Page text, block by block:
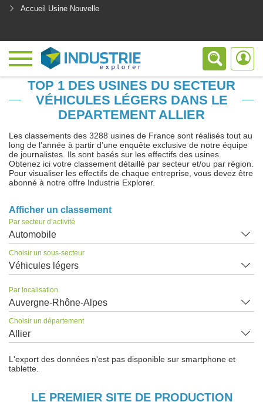
Accueil Usine Nouvelle
TOP 1 DES USINES DU SECTEUR
VÉHICULES LÉGERS DANS LE
DEPARTEMENT ALLIER
Les classements des 3288 usines de France sont réalisés tout au
long de l’année à partir d’une enquête exclusive de notre équipe
de journalistes. Ils sont basés sur les effectifs des usines.
Obtenez ici votre classement détaillé par secteur et/ou par région.
Pour visualiser les effectifs de chaque entreprise, vous devez être
abonné à notre offre Industrie Explorer.
Afficher un classement
Par secteur d’activité
Automobile
Choisir un sous-secteur
Véhicules légers
Par localisation
Auvergne-Rhône-Alpes
Choisir un département
Allier
L'export des données n'est pas disponible sur smartphone et
tablette.
LE PREMIER SITE DE PRODUCTION